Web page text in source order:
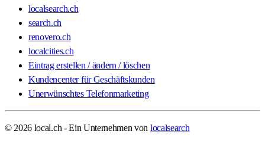
localsearch.ch
search.ch
renovero.ch
localcities.ch
Eintrag erstellen / ändern / löschen
Kundencenter für Geschäftskunden
Unerwünschtes Telefonmarketing
© 2026 local.ch - Ein Unternehmen von localsearch